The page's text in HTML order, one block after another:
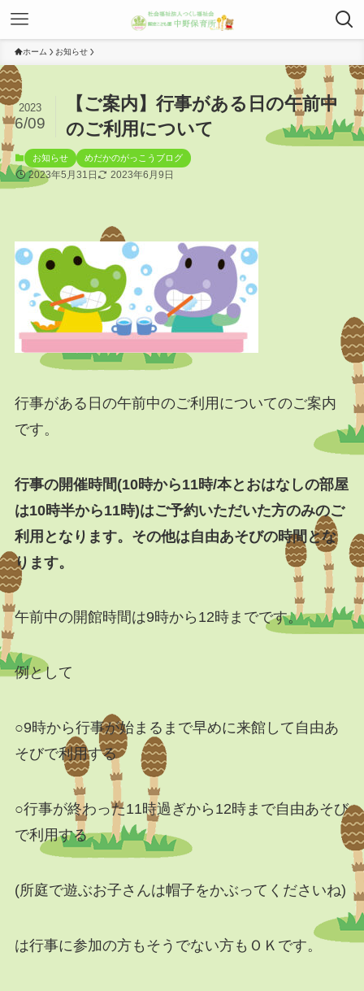
ホーム お知らせ
【ご案内】行事がある日の午前中
のご利用について
2023
6/09
お知らせ めだかのがっこうブログ
2023年5月31日 2023年6月9日
行事がある日の午前中のご利用についてのご案内
です。
行事の開催時間(10時から11時/本とおはなしの部屋
は10時半から11時)はご予約いただいた方のみのご
利用となります。その他は自由あそびの時間とな
ります。
午前中の開館時間は9時から12時までです。
例として
○9時から行事が始まるまで早めに来館して自由あ
そびで利用する
○行事が終わった11時過ぎから12時まで自由あそび
で利用する
(所庭で遊ぶお子さんは帽子をかぶってくださいね)
は行事に参加の方もそうでない方もＯＫです。